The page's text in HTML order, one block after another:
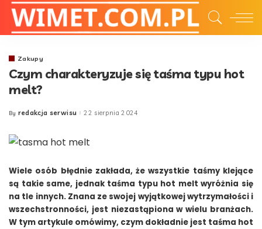
Zakupy
Czym charakteryzuje się taśma typu hot
melt?
Posted
By redakcja serwisu 22 sierpnia 2024
Wiele osób błędnie zakłada, że wszystkie taśmy klejące
są takie same, jednak taśma typu hot melt wyróżnia się
na tle innych. Znana ze swojej wyjątkowej wytrzymałości i
wszechstronności, jest niezastąpiona w wielu branżach.
W tym artykule omówimy, czym dokładnie jest taśma hot